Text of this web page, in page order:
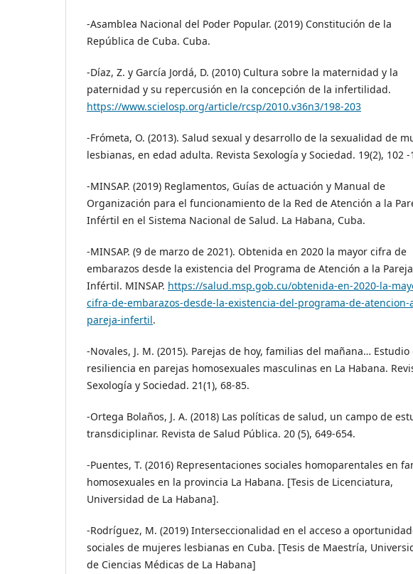
-Asamblea Nacional del Poder Popular. (2019) Constitución de la
República de Cuba. Cuba.
-Díaz, Z. y García Jordá, D. (2010) Cultura sobre la maternidad y la
paternidad y su repercusión en la concepción de la infertilidad.
https://www.scielosp.org/article/rcsp/2010.v36n3/198-203
-Frómeta, O. (2013). Salud sexual y desarrollo de la sexualidad de
lesbianas, en edad adulta. Revista Sexología y Sociedad. 19(2), 102 -
-MINSAP. (2019) Reglamentos, Guías de actuación y Manual de
Organización para el funcionamiento de la Red de Atención a la
Infértil en el Sistema Nacional de Salud. La Habana, Cuba.
-MINSAP. (9 de marzo de 2021). Obtenida en 2020 la mayor cifra de
embarazos desde la existencia del Programa de Atención a la Pareja
Infértil. MINSAP. https://salud.msp.gob.cu/obtenida-en-2020-la-
cifra-de-embarazos-desde-la-existencia-del-programa-de-atencion-
pareja-infertil.
-Novales, J. M. (2015). Parejas de hoy, familias del mañana… Estudio
resiliencia en parejas homosexuales masculinas en La Habana.
Sexología y Sociedad. 21(1), 68-85.
-Ortega Bolaños, J. A. (2018) Las políticas de salud, un campo de
transdiciplinar. Revista de Salud Pública. 20 (5), 649-654.
-Puentes, T. (2016) Representaciones sociales homoparentales en
homosexuales en la provincia La Habana. [Tesis de Licenciatura,
Universidad de La Habana].
-Rodríguez, M. (2019) Interseccionalidad en el acceso a
sociales de mujeres lesbianas en Cuba. [Tesis de Maestría,
de Ciencias Médicas de La Habana]